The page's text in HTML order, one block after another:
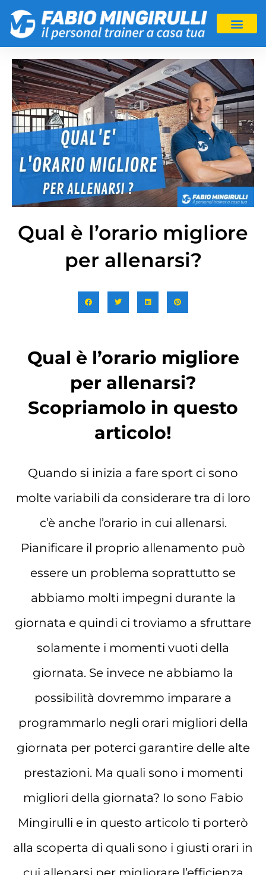
Qual è l’orario migliore
per allenarsi?
Qual è l’orario migliore
per allenarsi?
Scopriamolo in questo
articolo!
Quando si inizia a fare sport ci sono
molte variabili da considerare tra di loro
c’è anche l’orario in cui allenarsi.
Pianificare il proprio allenamento può
essere un problema soprattutto se
abbiamo molti impegni durante la
giornata e quindi ci troviamo a sfruttare
solamente i momenti vuoti della
giornata. Se invece ne abbiamo la
possibilità dovremmo imparare a
programmarlo negli orari migliori della
giornata per poterci garantire delle alte
prestazioni. Ma quali sono i momenti
migliori della giornata? Io sono Fabio
Mingirulli e in questo articolo ti porterò
alla scoperta di quali sono i giusti orari in